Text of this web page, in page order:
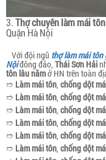
3.Thợ chuyên làm mái tôn
Quận Hà Nội
Với đội ngũ thợ làm mái tôn
Nộiđông đảo, Thái Sơn Hải
tôn lâu nămở HN trên toàn
➱ Làm mái tôn, chống dột
➱ Làm mái tôn, chống dột
➱ Làm mái tôn, chống dột
➱ Làm mái tôn, chống dột
➱ Làm mái tôn, chống dột
➱ Làm mái tôn, chống dột